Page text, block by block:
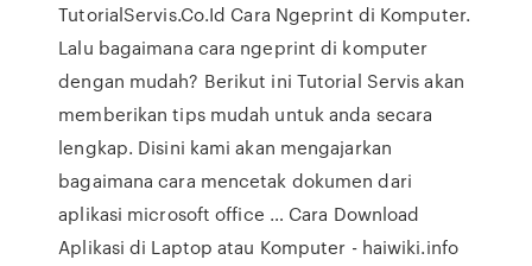
TutorialServis.Co.Id Cara Ngeprint di Komputer.
Lalu bagaimana cara ngeprint di komputer
dengan mudah? Berikut ini Tutorial Servis akan
memberikan tips mudah untuk anda secara
lengkap. Disini kami akan mengajarkan
bagaimana cara mencetak dokumen dari
aplikasi microsoft office … Cara Download
Aplikasi di Laptop atau Komputer - haiwiki.info